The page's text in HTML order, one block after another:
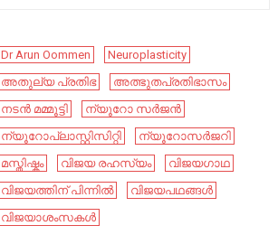
Dr Arun Oommen
Neuroplasticity
അതുല്യ പ്രതിഭ
അത്ഭുതപ്രതിഭാസം
നടൻ മമ്മൂട്ടി
ന്യൂറോ സർജൻ
ന്യൂറോപ്ലാസ്റ്റിസിറ്റി
ന്യൂറോസർജറി
മസ്തിഷ്കം
വിജയ രഹസ്യം
വിജയഗാഥ
വിജയത്തിന് പിന്നിൽ
വിജയപഥങ്ങൾ
വിജയാശംസകൾ